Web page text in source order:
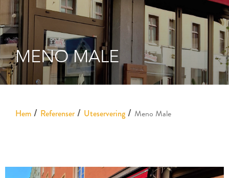
MENO MALE
Hem Referenser Uteservering Meno Male